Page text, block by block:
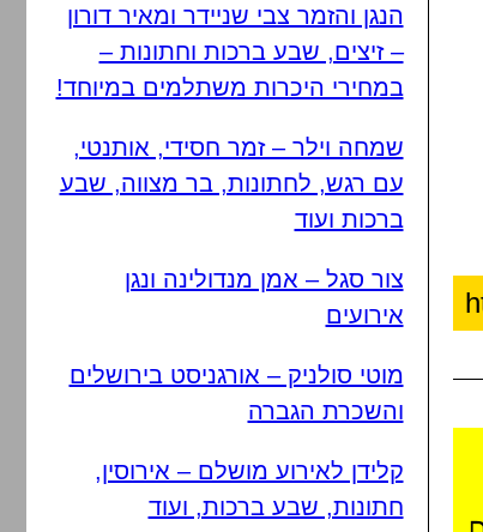
הנגן והזמר צבי שניידר ומאיר דורון
– זיצים, שבע ברכות וחתונות –
במחירי היכרות משתלמים במיוחד!
שמחה וילר – זמר חסידי, אותנטי,
עם רגש, לחתונות, בר מצווה, שבע
ברכות ועוד
צור סגל – אמן מנדולינה ונגן
אירועים
מוטי סולניק – אורגניסט בירושלים
והשכרת הגברה
קלידן לאירוע מושלם – אירוסין,
חתונות, שבע ברכות, ועוד